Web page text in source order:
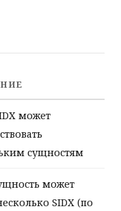
может
сущностям
может
SIDX (по